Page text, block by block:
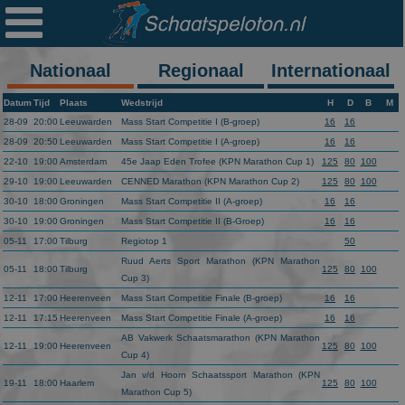

Nationaal Regionaal Internationaal
DatumTijd Plaats Wedstrijd H D B
M
28-09
20:00 Leeuwarden Mass Start Competitie I (B-groep) 16
16
28-09
20:50 Leeuwarden Mass Start Competitie I (A-groep) 16
16
22-10
19:00 Amsterdam 45e Jaap Eden Trofee (KPN Marathon Cup 1) 125 80
100
29-10
19:00 Leeuwarden CENNED Marathon (KPN Marathon Cup 2) 125 80
100
30-10
18:00 Groningen Mass Start Competitie II (A-groep) 16
16
30-10
19:00 Groningen Mass Start Competitie II (B-Groep) 16
16
05-11
17:00 Tilburg Regiotop 1 50
05-11 18:00 Tilburg
Ruud Aerts Sport Marathon (KPN Marathon
Cup 3)
125 80 100
12-11 17:00 Heerenveen Mass Start Competitie Finale (B-groep) 16
16
12-11
17:15 Heerenveen Mass Start Competitie Finale (A-groep) 16 16
12-11 19:00 Heerenveen
AB Vakwerk Schaatsmarathon (KPN Marathon
Cup 4)
125 80 100
19-11 18:00 Haarlem
Jan v/d Hoorn Schaatssport Marathon (KPN
Marathon Cup 5)
125 80 100